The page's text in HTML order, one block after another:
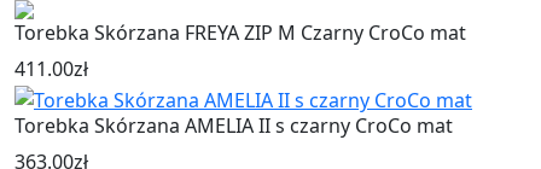
Torebka Skórzana FREYA ZIP M Czarny CroCo mat
411.00zł
Torebka Skórzana AMELIA II s czarny CroCo mat
363.00zł